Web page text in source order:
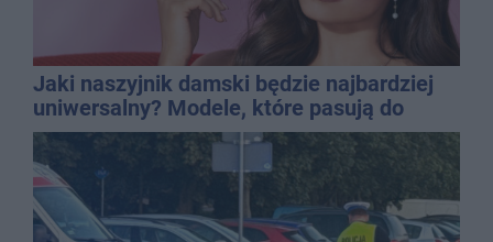
Jaki naszyjnik damski będzie najbardziej
uniwersalny? Modele, które pasują do
wielu stylizacji